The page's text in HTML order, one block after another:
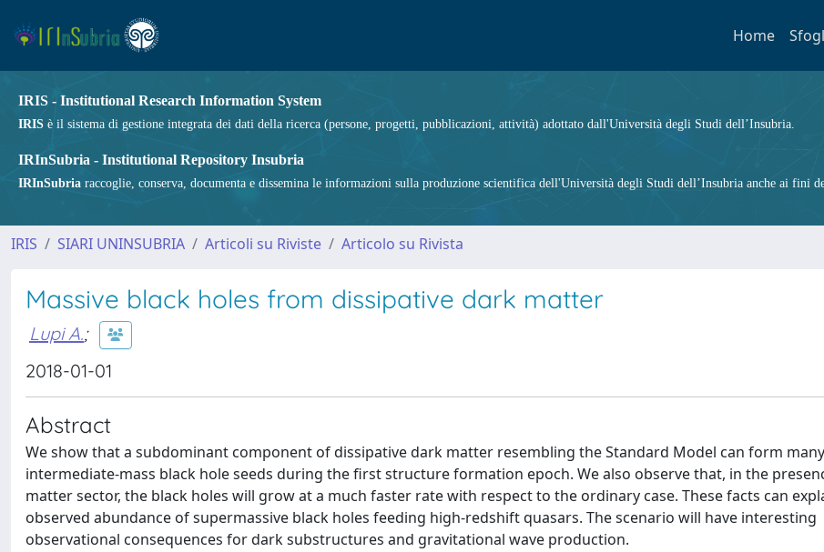
Home
IRIS - Institutional Research Information System
IRIS è il sistema di gestione integrata dei dati della ricerca (persone, progetti, pubblicazioni, attività) adottato dall'Università degli Studi dell’Insubria.
IRInSubria - Institutional Repository Insubria
IRInSubria raccoglie, conserva, documenta e dissemina le informazioni sulla produzione scientifica dell'Università degli Studi dell’Insubria anche ai fini
IRIS SIARI UNINSUBRIA Articoli su Riviste Articolo su Rivista
Massive black holes from dissipative dark matter
Lupi A.;
2018-01-01
Abstract
We show that a subdominant component of dissipative dark matter resembling the Standard Model can form many
intermediate-mass black hole seeds during the first structure formation epoch. We also observe that, in the
matter sector, the black holes will grow at a much faster rate with respect to the ordinary case. These facts can
observed abundance of supermassive black holes feeding high-redshift quasars. The scenario will have interesting
observational consequences for dark substructures and gravitational wave production.